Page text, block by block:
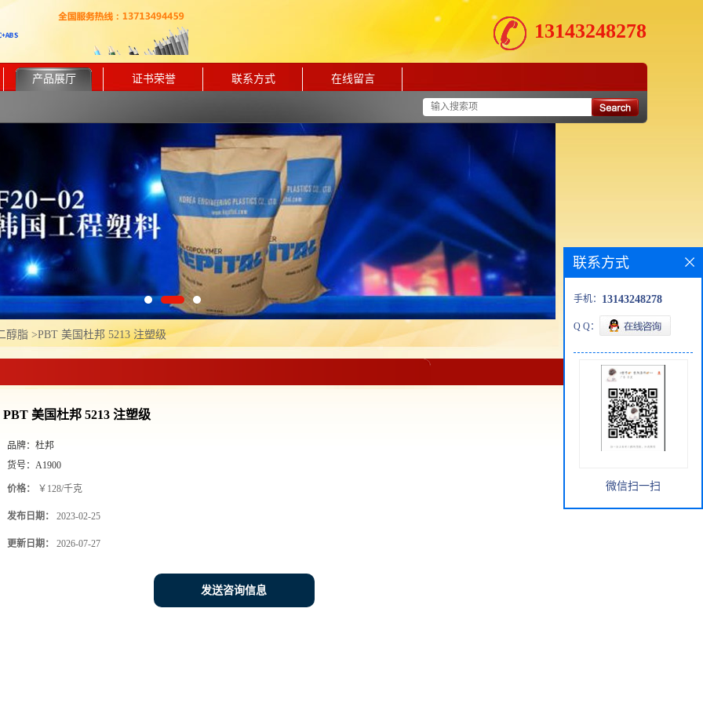
13143248278
产品展厅 证书荣誉 联系方式 在线留言
醇脂 >PBT 美国杜邦 5213 注塑级
PBT 美国杜邦 5213 注塑级
品牌： 杜邦
货号： A1900
价格： ￥128/千克
发布日期： 2023-02-25
更新日期： 2026-07-27
发送咨询信息
联系方式
手机： 13143248278
Q Q：
微信扫一扫